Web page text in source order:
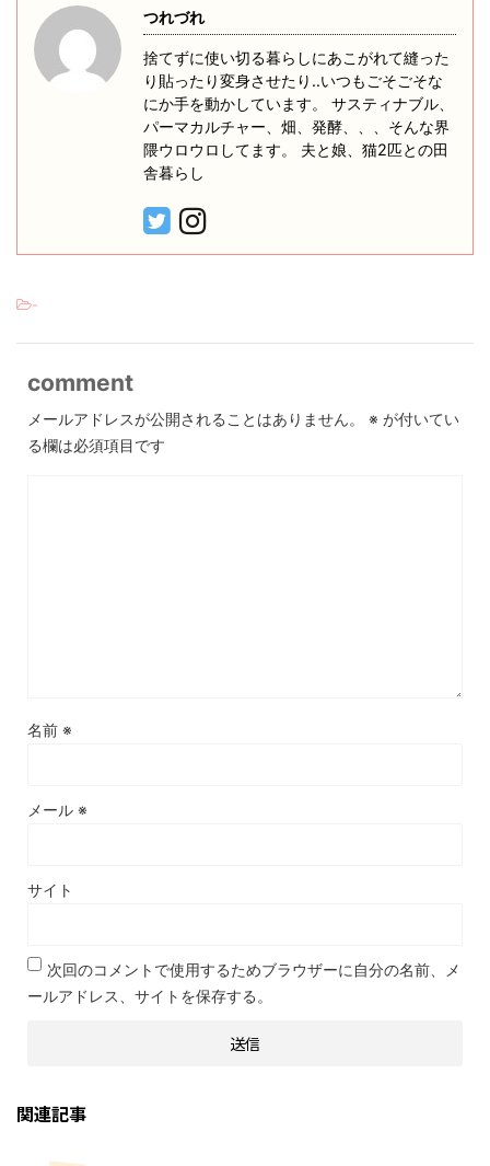
つれづれ
捨てずに使い切る暮らしにあこがれて縫った
り貼ったり変身させたり‥いつもごそごそな
にか手を動かしています。 サスティナブル、
パーマカルチャー、畑、発酵、、、そんな界
隈ウロウロしてます。 夫と娘、猫2匹との田
舎暮らし
-
comment
メールアドレスが公開されることはありません。 ※ が付いてい
る欄は必須項目です
名前 ※
メール ※
サイト
次回のコメントで使用するためブラウザーに自分の名前、メ
ールアドレス、サイトを保存する。
関連記事